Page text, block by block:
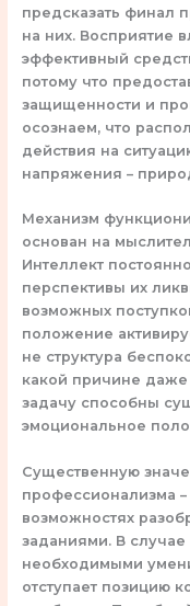
предсказать финал
на них. Восприятие
эффективный
потому что
защищенности и
осознаем, что
действия на
напряжения –
Механизм
основан на
Интеллект
перспективы их
возможных
положение
не структура
какой причине
задачу способны
эмоциональное
Существенную
профессионализма
возможностях
заданиями. В случае
необходимыми
отступает позицию